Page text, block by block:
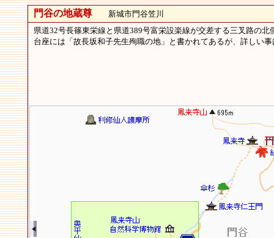
門谷の地蔵尊新城市門谷笠川
県道32号長篠東栄線と県道389号富栄設楽線が交差する三叉路の
台座には「故長坂和子先生殉職の地」と書かれてあるが、詳しい